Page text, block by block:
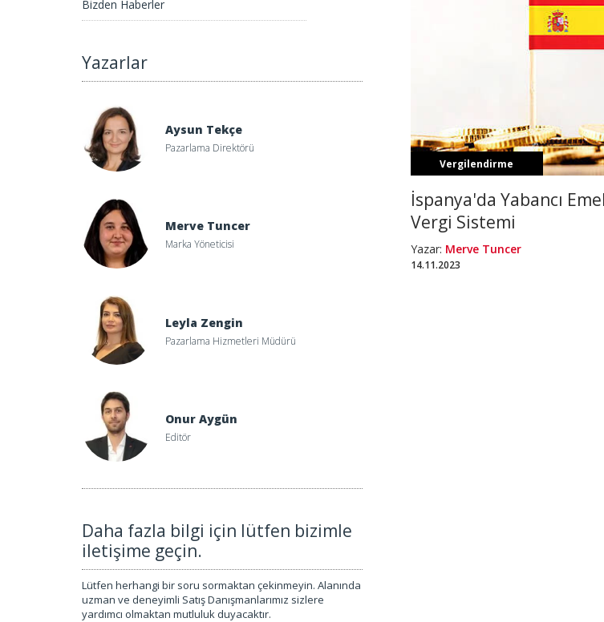
Bizden Haberler
Yazarlar
Aysun Tekçe
Pazarlama Direktörü
Merve Tuncer
Marka Yöneticisi
Leyla Zengin
Pazarlama Hizmetleri Müdürü
Onur Aygün
Editör
Daha fazla bilgi için lütfen bizimle
iletişime geçin.
Lütfen herhangi bir soru sormaktan çekinmeyin. Alanında
uzman ve deneyimli Satış Danışmanlarımız sizlere
yardımcı olmaktan mutluluk duyacaktır.
Vergilendirme
İspanya'da Yabancı
Vergi Sistemi
Yazar: Merve Tuncer
14.11.2023